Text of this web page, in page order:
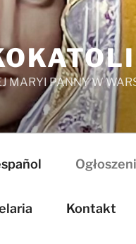
MARYI PANNY W
Kontakt